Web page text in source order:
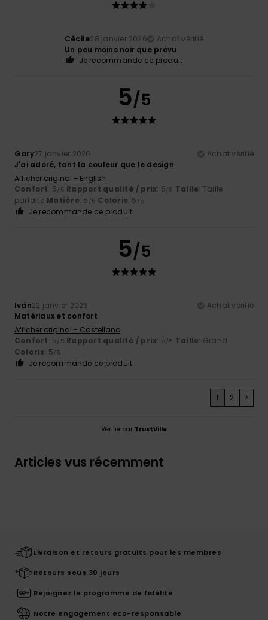
Cécile28 janvier 2026
Achat vérifié
Un peu moins noir que prévu
Je recommande ce produit
5/5
Gary27 janvier 2026
Achat vérifié
J'ai adoré, tant la couleur que le design
Afficher original - English
Confort: 5/5 Rapport qualité / prix: 5/5 Taille: Taille
parfaite Matière: 5 /5 Coloris: 5 /5
Je recommande ce produit
5/5
Iván22 janvier 2026
Achat vérifié
Matériaux et confort
Afficher original - Castellano
Confort: 5/5 Rapport qualité / prix: 5/5 Taille: Grand
Coloris: 5/5
Je recommande ce produit
1 2 >
Vérifié par TrustVille
Articles vus récemment
Livraison et retours gratuits pour les membres
Retours sous 30 jours
Rejoignez le programme de fidélité
Notre engagement eco-responsable